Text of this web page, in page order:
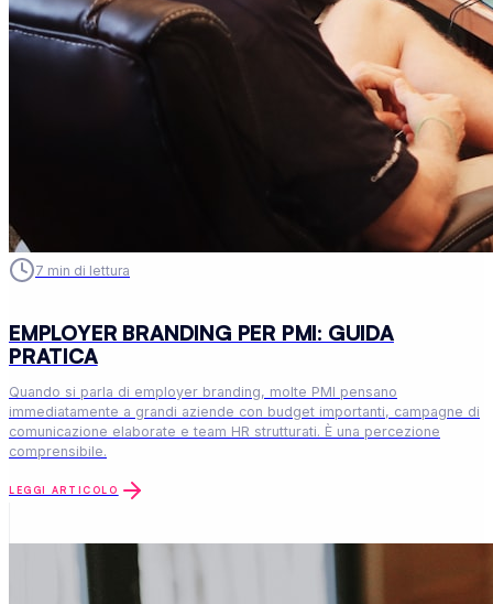
7 min di lettura
EMPLOYER BRANDING PER PMI: GUIDA
PRATICA
Quando si parla di employer branding, molte PMI pensano
immediatamente a grandi aziende con budget importanti, campagne di
comunicazione elaborate e team HR strutturati. È una percezione
comprensibile.
LEGGI ARTICOLO